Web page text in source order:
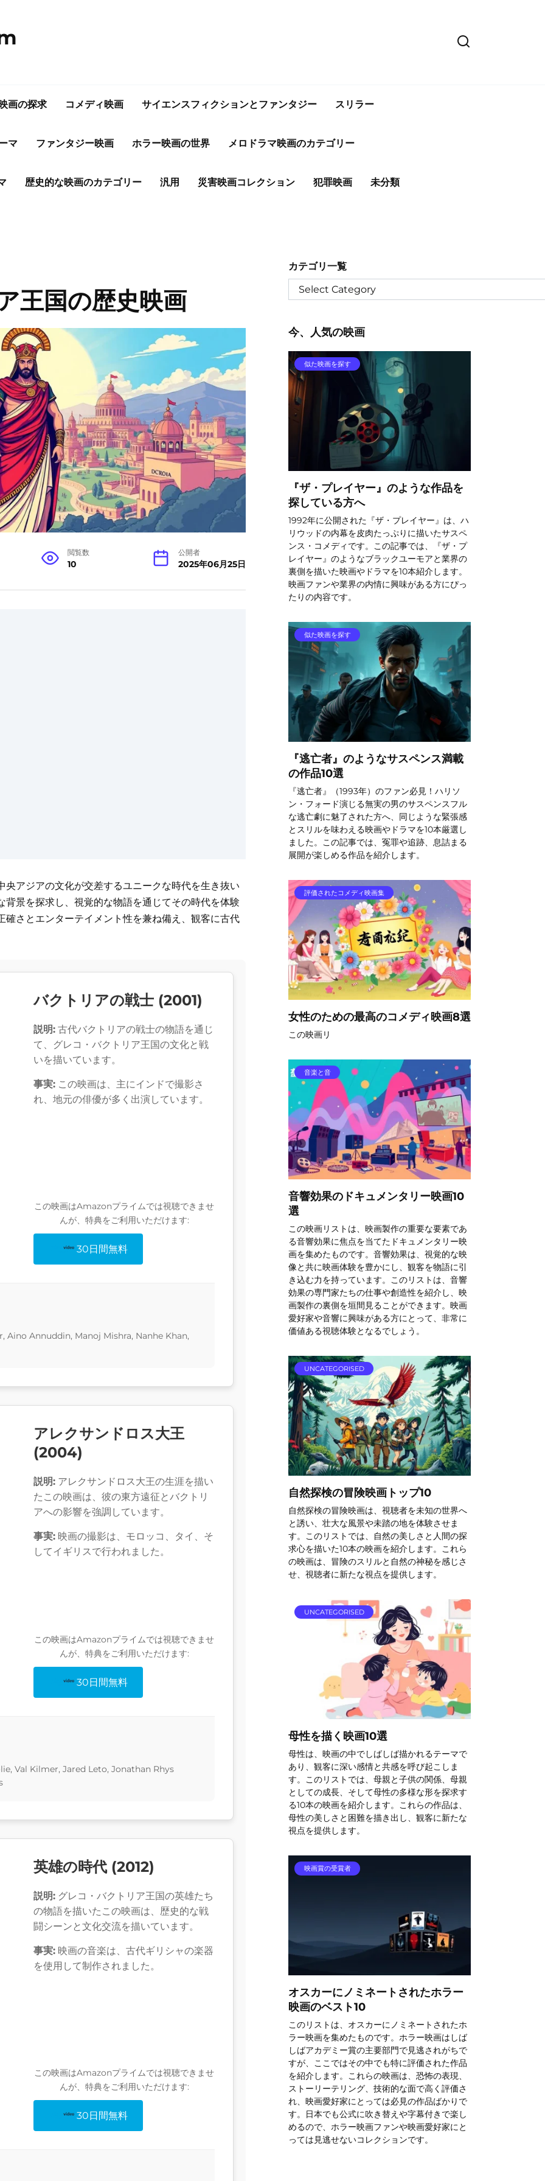
画の探求 コメディ映画 サイエンスフィクションとファンタジー スリラー
マ ファンタジー映画 ホラー映画の世界 メロドラマ映画のカテゴリー
歴史的な映画のカテゴリー 汎用 災害映画コレクション 犯罪映画 未分類
王国の歴史映画
閲覧数
10
公開者
2025年06月25日
アジアの文化が交差するユニークな時代を生き抜い
景を探求し、視覚的な物語を通じてその時代を体験
さとエンターテイメント性を兼ね備え、観客に古代
バクトリアの戦士 (2001)
説明: 古代バクトリアの戦士の物語を通じ
て、グレコ・バクトリア王国の文化と戦
いを描いています。
事実: この映画は、主にインドで撮影さ
れ、地元の俳優が多く出演しています。
この映画はAmazonプライムでは視聴できませ
んが、特典をご利用いただけます:
30日間無料
Aino Annuddin, Manoj Mishra, Nanhe Khan,
アレクサンドロス大王
(2004)
説明: アレクサンドロス大王の生涯を描い
たこの映画は、彼の東方遠征とバクトリ
アへの影響を強調しています。
事実: 映画の撮影は、モロッコ、タイ、そ
してイギリスで行われました。
この映画はAmazonプライムでは視聴できませ
んが、特典をご利用いただけます:
30日間無料
Val Kilmer, Jared Leto, Jonathan Rhys
英雄の時代 (2012)
説明: グレコ・バクトリア王国の英雄たち
の物語を描いたこの映画は、歴史的な戦
闘シーンと文化交流を描いています。
事実: 映画の音楽は、古代ギリシャの楽器
を使用して制作されました。
この映画はAmazonプライムでは視聴できませ
んが、特典をご利用いただけます:
30日間無料
カテゴリ一覧
今、人気の映画
似た映画を探す
『ザ・プレイヤー』のような作品を
探している方へ
1992年に公開された『ザ・プレイヤー』は、ハ
リウッドの内幕を皮肉たっぷりに描いたサスペ
ンス・コメディです。この記事では、『ザ・プ
レイヤー』のようなブラックユーモアと業界の
裏側を描いた映画やドラマを10本紹介します。
映画ファンや業界の内情に興味がある方にぴっ
たりの内容です。
似た映画を探す
『逃亡者』のようなサスペンス満載
の作品10選
『逃亡者』（1993年）のファン必見！ハリソ
ン・フォード演じる無実の男のサスペンスフル
な逃亡劇に魅了された方へ、同じような緊張感
とスリルを味わえる映画やドラマを10本厳選し
ました。この記事では、冤罪や追跡、息詰まる
展開が楽しめる作品を紹介します。
評価されたコメディ映画集
女性のための最高のコメディ映画8選
この映画リ
音楽と音
音響効果のドキュメンタリー映画10
選
この映画リストは、映画製作の重要な要素であ
る音響効果に焦点を当てたドキュメンタリー映
画を集めたものです。音響効果は、視覚的な映
像と共に映画体験を豊かにし、観客を物語に引
き込む力を持っています。このリストは、音響
効果の専門家たちの仕事や創造性を紹介し、映
画製作の裏側を垣間見ることができます。映画
愛好家や音響に興味がある方にとって、非常に
価値ある視聴体験となるでしょう。
UNCATEGORISED
自然探検の冒険映画トップ10
自然探検の冒険映画は、視聴者を未知の世界へ
と誘い、壮大な風景や未踏の地を体験させま
す。このリストでは、自然の美しさと人間の探
求心を描いた10本の映画を紹介します。これら
の映画は、冒険のスリルと自然の神秘を感じさ
せ、視聴者に新たな視点を提供します。
UNCATEGORISED
母性を描く映画10選
母性は、映画の中でしばしば描かれるテーマで
あり、観客に深い感情と共感を呼び起こしま
す。このリストでは、母親と子供の関係、母親
としての成長、そして母性の多様な形を探求す
る10本の映画を紹介します。これらの作品は、
母性の美しさと困難を描き出し、観客に新たな
視点を提供します。
映画賞の受賞者
オスカーにノミネートされたホラー
映画のベスト10
このリストは、オスカーにノミネートされたホ
ラー映画を集めたものです。ホラー映画はしば
しばアカデミー賞の主要部門で見逃されがちで
すが、ここではその中でも特に評価された作品
を紹介します。これらの映画は、恐怖の表現、
ストーリーテリング、技術的な面で高く評価さ
れ、映画愛好家にとっては必見の作品ばかりで
す。日本でも公式に吹き替えや字幕付きで楽し
めるので、ホラー映画ファンや映画愛好家にと
っては見逃せないコレクションです。